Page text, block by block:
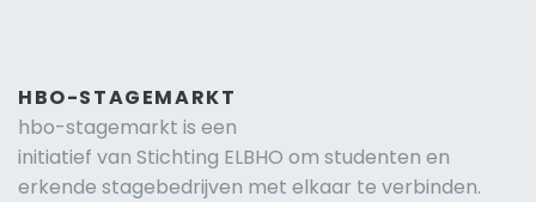
HBO-STAGEMARKT
hbo-stagemarkt is een
initiatief van Stichting ELBHO om studenten en
erkende stagebedrijven met elkaar te verbinden.